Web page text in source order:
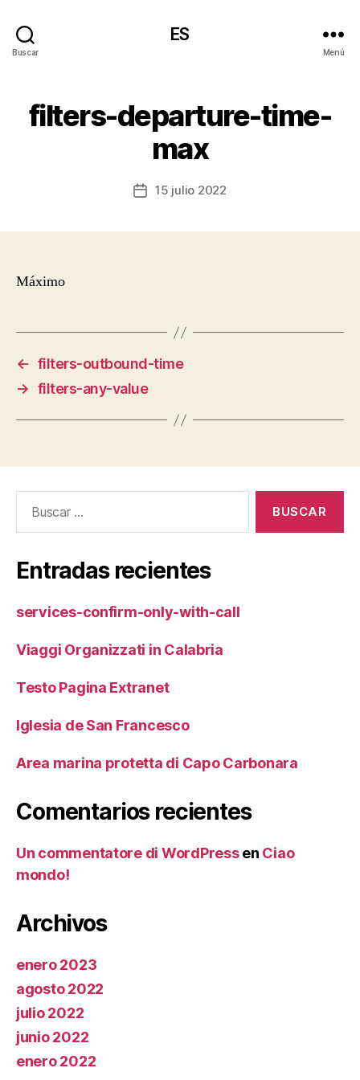
Buscar
ES
Menú
filters-departure-time-
max
Fecha15 julio 2022
Máximo
← filters-outbound-time
→ filters-any-value
Entradas recientes
services-confirm-only-with-call
Viaggi Organizzati in Calabria
Testo Pagina Extranet
Iglesia de San Francesco
Area marina protetta di Capo Carbonara
Comentarios recientes
Un commentatore di WordPressen Ciao
mondo!
Archivos
enero 2023
agosto 2022
julio 2022
junio 2022
enero 2022